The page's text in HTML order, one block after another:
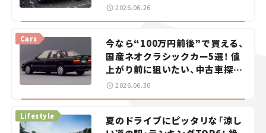
2026.06.26
今なら“100万円前後”で買える、
国産ネオクラシックカー5選！ 値
上がり前に狙いたい、中古車探し
をお手伝い――ちょっとイケてるマ
Cars
2026.06.30
夏のドライブにピッタリな「涼し
Lifestyle